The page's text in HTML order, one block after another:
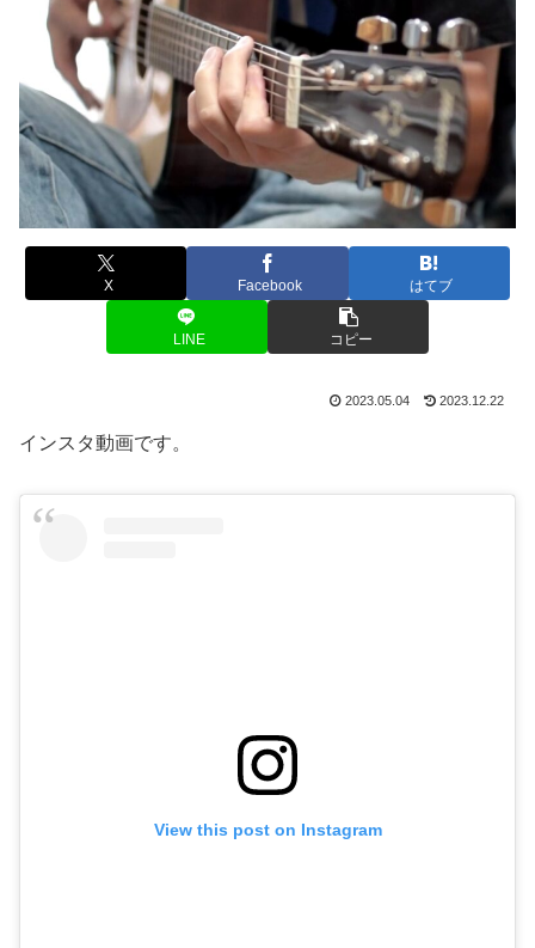
X Facebook はてブ
LINE コピー
2023.05.04 2023.12.22
インスタ動画です。
View this post on Instagram